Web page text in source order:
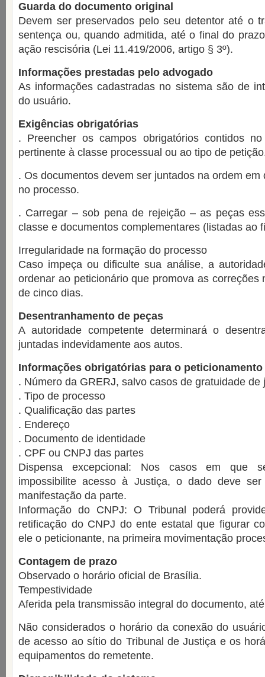
Guarda do documento original
Devem ser preservados pelo seu detentor até o
sentença ou, quando admitida, até o final do
ação rescisória (Lei 11.419/2006, artigo § 3º).
Informações prestadas pelo advogado
As informações cadastradas no sistema são de
do usuário.
Exigências obrigatórias
. Preencher os campos obrigatórios contidos
pertinente à classe processual ou ao tipo de
. Os documentos devem ser juntados na ordem em
no processo.
. Carregar – sob pena de rejeição – as peças
classe e documentos complementares (listadas ao
Irregularidade na formação do processo
Caso impeça ou dificulte sua análise, a
ordenar ao peticionário que promova as correções
de cinco dias.
Desentranhamento de peças
A autoridade competente determinará o
juntadas indevidamente aos autos.
Informações obrigatórias para o
. Número da GRERJ, salvo casos de gratuidade de
. Tipo de processo
. Qualificação das partes
. Endereço
. Documento de identidade
. CPF ou CNPJ das partes
Dispensa excepcional: Nos casos em que
impossibilite acesso à Justiça, o dado deve
manifestação da parte.
Informação do CNPJ: O Tribunal poderá
retificação do CNPJ do ente estatal que figurar
ele o peticionante, na primeira movimentação
Contagem de prazo
Observado o horário oficial de Brasília.
Tempestividade
Aferida pela transmissão integral do documento,
Não considerados o horário da conexão do
de acesso ao sítio do Tribunal de Justiça e os
equipamentos do remetente.